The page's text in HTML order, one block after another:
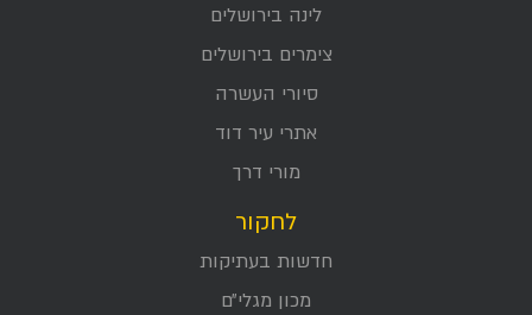
לינה בירושלים
צימרים בירושלים
סיורי העשרה
אתרי עיר דוד
מורי דרך
לחקור
חדשות בעתיקות
מכון מגלי״ם